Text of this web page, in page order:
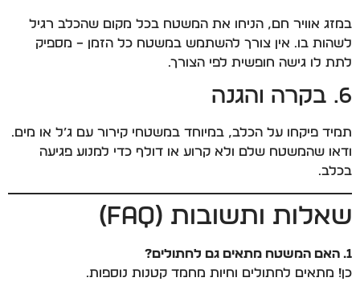
במזג אוויר חם, הניחו את המשטח בכל מקום שהכלב רגיל
לשהות בו. אין צורך להשתמש במשטח כל הזמן – מספיק
לתת לו גישה חופשית לפי הצורך.
6. בקרה והגנה
תמיד פיקחו על הכלב, במיוחד במשטחי קירור עם ג’ל או מים.
ודאו שהמשטח שלם ולא קרוע או דולף כדי למנוע פגיעה
בכלב.
שאלות ותשובות (FAQ)
1. האם המשטח מתאים גם לחתולים?
כן! מתאים לחתולים וחיות מחמד קטנות נוספות.